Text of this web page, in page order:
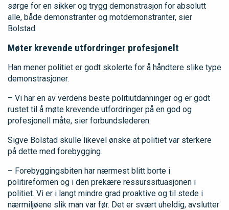
sørge for en sikker og trygg demonstrasjon for absolutt
alle, både demonstranter og motdemonstranter, sier
Bolstad.
Møter krevende utfordringer profesjonelt
Han mener politiet er godt skolerte for å håndtere slike type
demonstrasjoner.
– Vi har en av verdens beste politiutdanninger og er godt
rustet til å møte krevende utfordringer på en god og
profesjonell måte, sier forbundslederen.
Sigve Bolstad skulle likevel ønske at politiet var sterkere
på dette med forebygging.
– Forebyggingsbiten har nærmest blitt borte i
politireformen og i den prekære ressurssituasjonen i
politiet. Vi er i langt mindre grad proaktive og til stede i
nærmiljøene slik man var før. Det er svært uheldig, avslutter